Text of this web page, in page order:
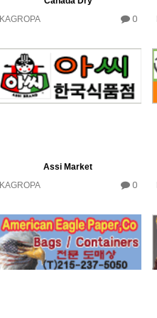
KAGROPA
0
Assi Market
KAGROPA
0